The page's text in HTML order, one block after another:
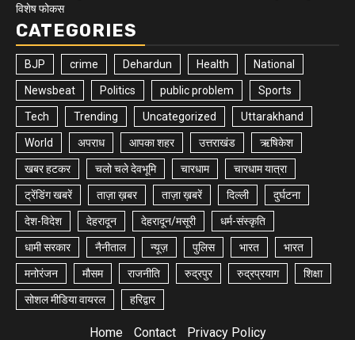
विशेष फोकस
CATEGORIES
BJP crime Dehardun Health National
Newsbeat Politics public problem Sports
Tech Trending Uncategorized Uttarakhand
World अपराध आपका शहर उत्तराखंड ऋषिकेश
खबर हटकर चलो चले देवभूमि चारधाम चारधाम यात्रा
ट्रेंडिंग खबरें ताज़ा ख़बर ताज़ा ख़बरें दिल्ली दुर्घटना
देश-विदेश देहरादून देहरादून/मसूरी धर्म-संस्कृति
धामी सरकार नैनीताल न्यूज़ पुलिस भारत भारत
मनोरंजन मौसम राजनीति रुद्रपुर रुद्रप्रयाग शिक्षा
सोशल मीडिया वायरल हरिद्वार
Home Contact Privacy Policy